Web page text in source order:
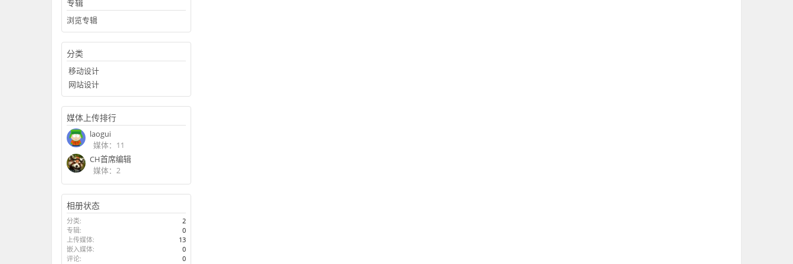
专辑
浏览专辑
分类
移动设计
网站设计
媒体上传排行
laogui
媒体：11
CH首席编辑
媒体：2
相册状态
分类:
2
专辑:
0
上传媒体:
13
嵌入媒体:
0
评论:
0